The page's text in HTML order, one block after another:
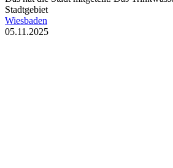
Stadtgebiet
Wiesbaden
05.11.2025